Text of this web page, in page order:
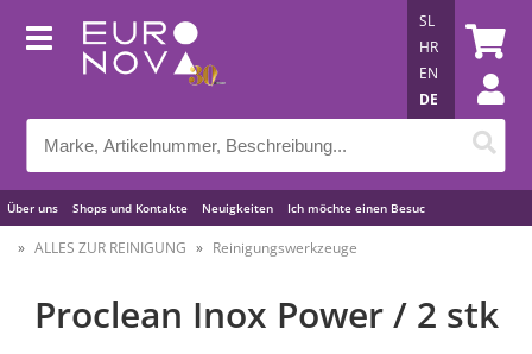
Über uns Shops und Kontakte Neuigkeiten Ich möchte einen Besuc
Nützliche Tipps
SL
HR
EN
DE
ALLES ZUR REINIGUNG Reinigungswerkzeuge
Proclean Inox Power / 2 stk